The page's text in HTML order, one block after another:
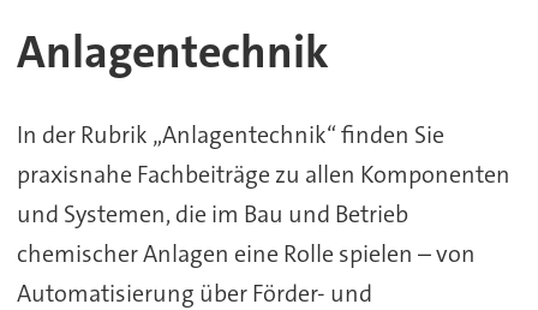
Systeme
Betrieb
chemischer
Anlagen
Anlagentechnik
In der Rubrik „Anlagentechnik“ finden Sie
praxisnahe Fachbeiträge zu allen Komponenten
und Systemen, die im Bau und Betrieb
chemischer Anlagen eine Rolle spielen – von
Automatisierung über Förder- und